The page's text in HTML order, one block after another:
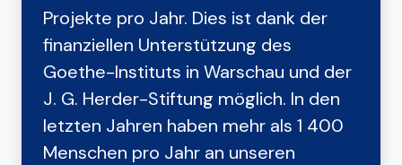
Projekte pro Jahr. Dies ist dank der
finanziellen Unterstützung des
Goethe-Instituts in Warschau und der
J. G. Herder-Stiftung möglich. In den
letzten Jahren haben mehr als 1 400
Menschen pro Jahr an unseren